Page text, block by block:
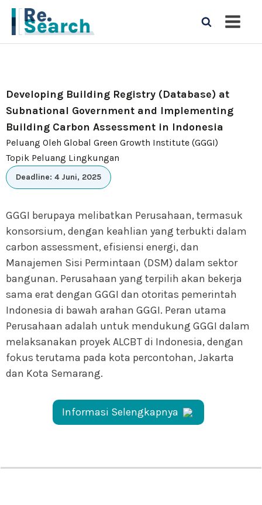
Developing Building Registry (Database) at
Subnational Government and Implementing
Building Carbon Assessment in Indonesia
Peluang Oleh Global Green Growth Institute (GGGI)
Topik Peluang Lingkungan
Deadline: 4 Juni, 2025
GGGI berupaya melibatkan Perusahaan, termasuk
konsorsium, dengan keahlian yang terbukti dalam
carbon assessment, efisiensi energi, dan
Manajemen Sisi Permintaan (DSM) dalam sektor
bangunan. Perusahaan yang terpilih akan bekerja
sama erat dengan GGGI dan otoritas pemerintah
Indonesia di bawah arahan GGGI. Peran utama
Perusahaan adalah untuk mendukung GGGI dalam
melaksanakan proyek ALCBT di Indonesia, dengan
fokus terutama pada kota percontohan, Jakarta
dan Kota Semarang.
Informasi Selengkapnya